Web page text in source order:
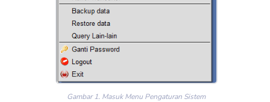
Gambar 1. Masuk Menu Pengaturan Sistem